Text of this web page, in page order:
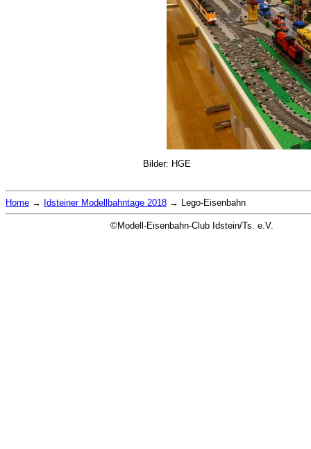
Bilder: HGE
Home → Idsteiner Modellbahntage 2018 → Lego-Eisenbahn
©Modell-Eisenbahn-Club Idstein/Ts. e.V.